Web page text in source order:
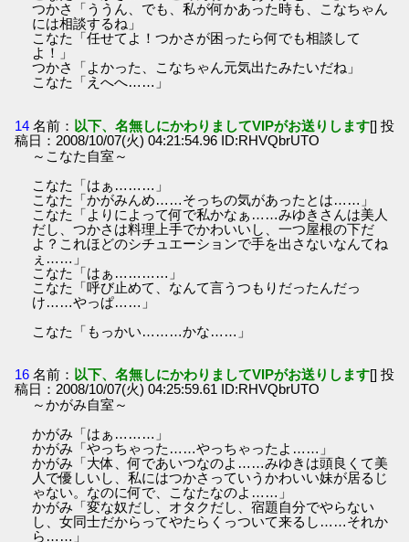
つかさ「ううん、でも、私が何かあった時も、こなちゃん
には相談するね」
こなた「任せてよ！つかさが困ったら何でも相談して
よ！」
つかさ「よかった、こなちゃん元気出たみたいだね」
こなた「えへへ……」
14 名前： 以下、名無しにかわりましてVIPがお送りします[] 投
稿日：2008/10/07(火) 04:21:54.96 ID:RHVQbrUTO
～こなた自室～
こなた「はぁ………」
こなた「かがみんめ……そっちの気があったとは……」
こなた「よりによって何で私かなぁ……みゆきさんは美人
だし、つかさは料理上手でかわいいし、一つ屋根の下だ
よ？これほどのシチュエーションで手を出さないなんてね
ぇ……」
こなた「はぁ…………」
こなた「呼び止めて、なんて言うつもりだったんだっ
け……やっぱ……」
こなた「もっかい………かな……」
16 名前： 以下、名無しにかわりましてVIPがお送りします[] 投
稿日：2008/10/07(火) 04:25:59.61 ID:RHVQbrUTO
～かがみ自室～
かがみ「はぁ………」
かがみ「やっちゃった……やっちゃったよ……」
かがみ「大体、何であいつなのよ……みゆきは頭良くて美
人で優しいし、私にはつかさっていうかわいい妹が居るじ
ゃない。なのに何で、こなたなのよ……」
かがみ「変な奴だし、オタクだし、宿題自分でやらない
し、女同士だからってやたらくっついて来るし……それか
ら……」